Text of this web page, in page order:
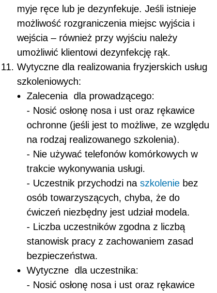
myje ręce lub je dezynfekuje. Jeśli istnieje
możliwość rozgraniczenia miejsc wyjścia i
wejścia – również przy wyjściu należy
umożliwić klientowi dezynfekcję rąk.
Wytyczne dla realizowania fryzjerskich usług
szkoleniowych:
Zalecenia dla prowadzącego:
- Nosić osłonę nosa i ust oraz rękawice
ochronne (jeśli jest to możliwe, ze względu
na rodzaj realizowanego szkolenia).
- Nie używać telefonów komórkowych w
trakcie wykonywania usługi.
- Uczestnik przychodzi na szkolenie bez
osób towarzyszących, chyba, że do
ćwiczeń niezbędny jest udział modela.
- ​​​​​Liczba uczestników zgodna z liczbą
stanowisk pracy z zachowaniem zasad
bezpieczeństwa.
Wytyczne dla uczestnika:
- Nosić osłonę nosa i ust oraz rękawice